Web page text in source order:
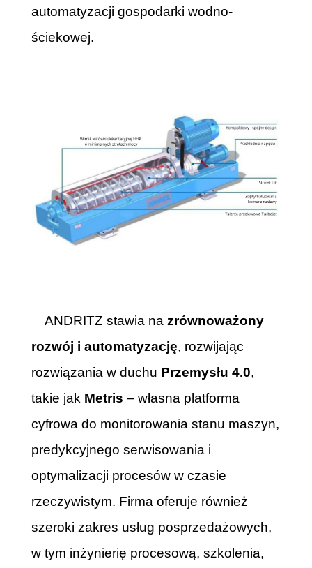
automatyzacji gospodarki wodno-
ściekowej.
ANDRITZ stawia na zrównoważony
rozwój i automatyzację, rozwijając
rozwiązania w duchu Przemysłu 4.0,
takie jak Metris – własna platforma
cyfrowa do monitorowania stanu maszyn,
predykcyjnego serwisowania i
optymalizacji procesów w czasie
rzeczywistym. Firma oferuje również
szeroki zakres usług posprzedażowych,
w tym inżynierię procesową, szkolenia,